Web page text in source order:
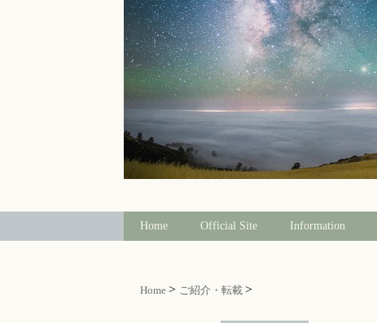
Home Official Site Information
Home ご紹介・転載